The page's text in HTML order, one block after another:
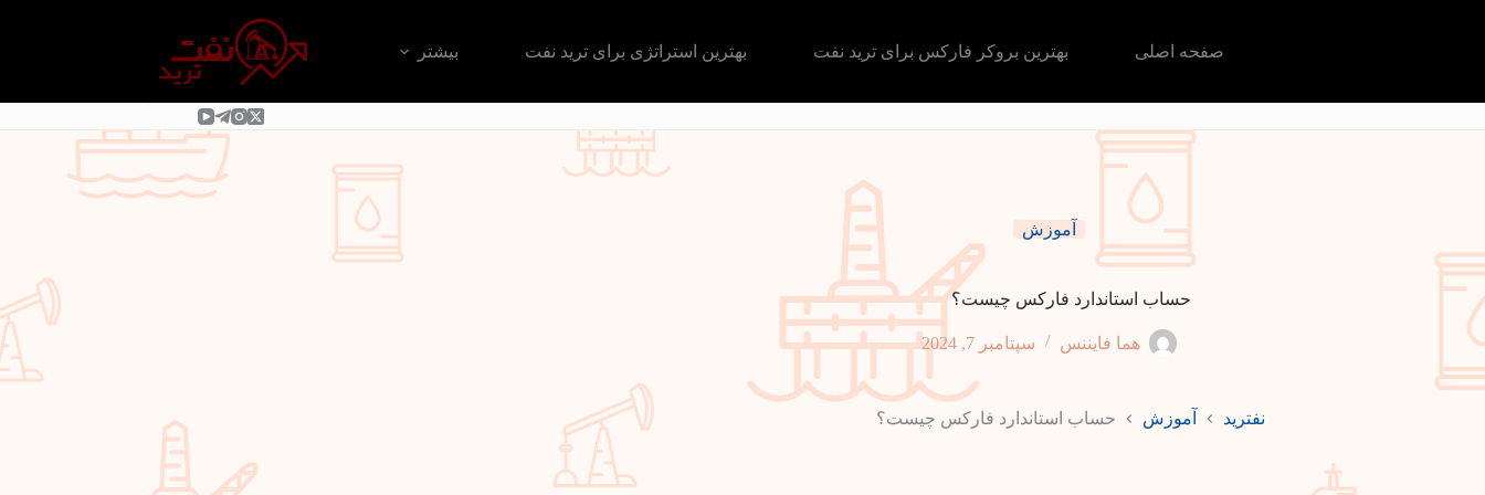
صفحه اصلی بهترین بروکر فارکس برای ترید نفت بهترین استراتژی برای ترید نفت بیشتر
آموزش
حساب استاندارد فارکس چیست؟
هما فایننس سپتامبر 7, 2024
نفترید آموزش حساب استاندارد فارکس چیست؟